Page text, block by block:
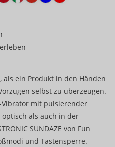
ein Produkt in den Händen
selbst zu überzeugen.
Vibrator mit pulsierender
als auch in der
SUNDAZE von Fun
und Tastensperre.